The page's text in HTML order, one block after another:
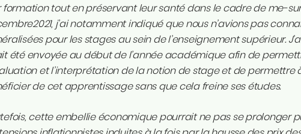
formation tout en préservant leur santé dans le cadre de me-
j’ai notamment indiqué que nous n’avions pas
pour les stages au sein de l’enseignement supérieur.
été envoyée au début de l’année académique afin de
et l’interprétation de la notion de stage et de
de cet apprentissage sans que cela freine ses études.
cette embellie économique pourrait ne pas se prolonger